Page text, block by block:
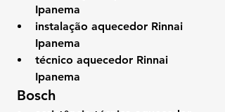
Ipanema
instalação aquecedor Rinnai
Ipanema
técnico aquecedor Rinnai
Ipanema
Bosch